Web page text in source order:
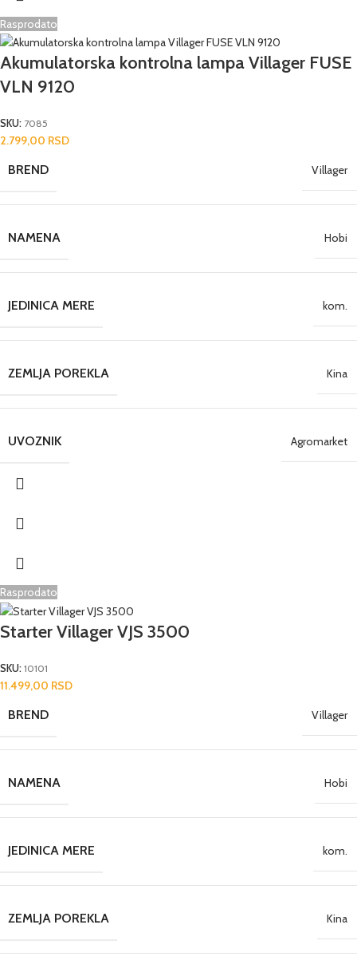
Rasprodato
Akumulatorska kontrolna lampa Villager FUSE
VLN 9120
SKU: 7085
2.799,00 RSD
BREND Villager
NAMENA Hobi
JEDINICA MERE kom.
ZEMLJA POREKLA Kina
UVOZNIK Agromarket
Rasprodato
Starter Villager VJS 3500
SKU: 10101
11.499,00 RSD
BREND Villager
NAMENA Hobi
JEDINICA MERE kom.
ZEMLJA POREKLA Kina